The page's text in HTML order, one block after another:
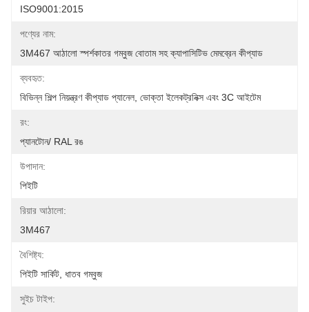
ISO9001:2015
পণ্যের নাম:
3M467 আঠালো স্পর্শকাতর গম্বুজ বোতাম সহ ক্যাপাসিটিভ মেমব্রেন কীপ্যাড
ব্যবহৃত:
বিভিন্ন শিল্প নিয়ন্ত্রণ কীপ্যাড প্যানেল, ভোক্তা ইলেকট্রনিক্স এবং 3C আইটেম
রং:
প্যানটোন/ RAL রঙ
উপাদান:
পিইটি
রিয়ার আঠালো:
3M467
বৈশিষ্ট্য:
পিইটি সার্কিট, ধাতব গম্বুজ
সুইচ টাইপ: